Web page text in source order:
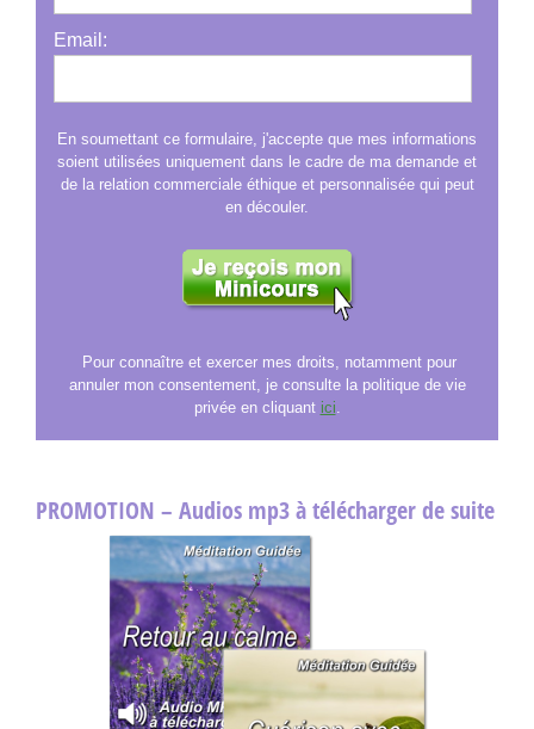
Email:
En soumettant ce formulaire, j'accepte que mes informations
soient utilisées uniquement dans le cadre de ma demande et
de la relation commerciale éthique et personnalisée qui peut
Pour connaître et exercer mes droits, notamment pour
annuler mon consentement, je consulte la politique de vie
PROMOTION – Audios mp3 à télécharger de suite